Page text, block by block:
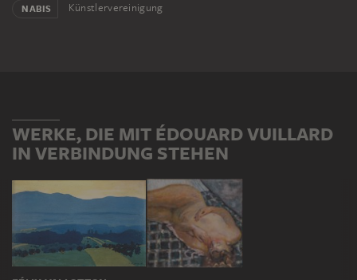
NABIS Künstlervereinigung
WERKE, DIE MIT ÉDOUARD VUILLARD
IN VERBINDUNG STEHEN